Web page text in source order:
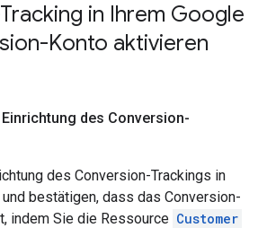
in Ihrem Google
Konto aktivieren
des Conversion-
des Conversion-Trackings in
bestätigen, dass das Conversion-
indem Sie die Ressource Customer